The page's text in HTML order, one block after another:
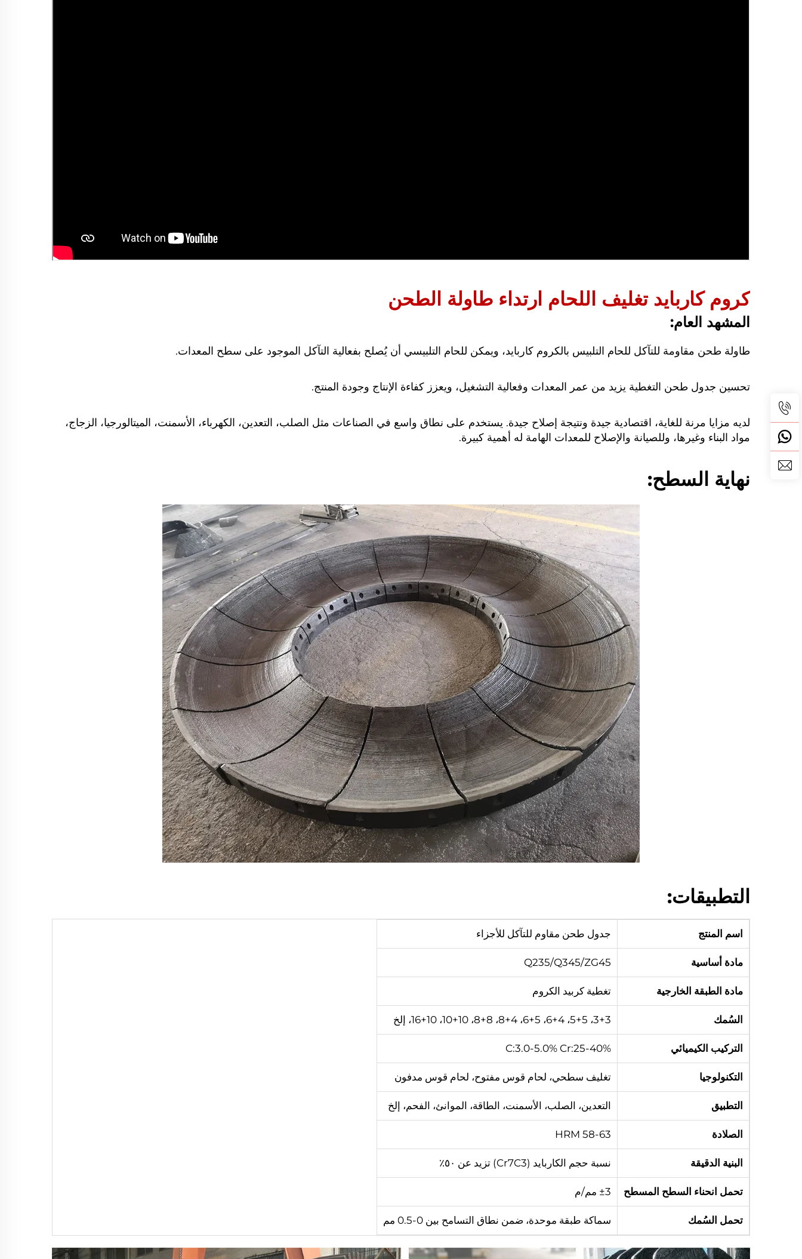
كروم كاربايد تغليف اللحام ارتداء طاولة الطحن
المشهد العام:
طاولة طحن مقاومة للتآكل للحام التلبيس بالكروم كاربايد، ويمكن للحام التلبيسي أن يُصلح بفعالية التآكل الموجود على سطح المعدات.
تحسين جدول طحن التغطية يزيد من عمر المعدات وفعالية التشغيل، ويعزز كفاءة الإنتاج وجودة المنتج.
لديه مزايا مرنة للغاية، اقتصادية جيدة ونتيجة إصلاح جيدة. يستخدم على نطاق واسع في الصناعات مثل الصلب، التعدين، الكهرباء، الأسمنت، الميتالورجيا، الزجاج،
مواد البناء وغيرها، وللصيانة والإصلاح للمعدات الهامة له أهمية كبيرة.
نهاية السطح:
التطبيقات:
اسم المنتج جدول طحن مقاوم للتآكل للأجزاء
مادة أساسية Q235/Q345/ZG45
مادة الطبقة الخارجية تغطية كربيد الكروم
السُمك 3+3، 5+5، 6+4، 6+5، 8+4، 8+8، 10+10، 16+10، إلخ
التركيب الكيميائي C:3.0-5.0% Cr:25-40%
التكنولوجيا تغليف سطحي، لحام قوس مفتوح، لحام قوس مدفون
التطبيق التعدين، الصلب، الأسمنت، الطاقة، الموانئ، الفحم، إلخ
الصلادة HRM 58-63
البنية الدقيقة نسبة حجم الكاربايد (Cr7C3) تزيد عن ٥٠٪
تحمل انحناء السطح المسطح ±3 مم/م
تحمل السُمك سماكة طبقة موحدة، ضمن نطاق التسامح بين 0-0.5 مم